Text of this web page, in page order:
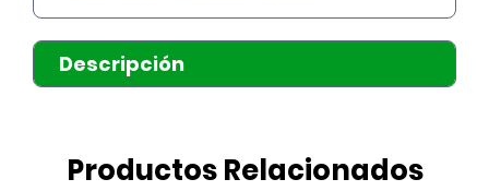
Descripción
Productos Relacionados